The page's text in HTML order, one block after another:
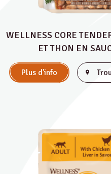
WELLNESS CORE
ET THON EN
Plus d'info